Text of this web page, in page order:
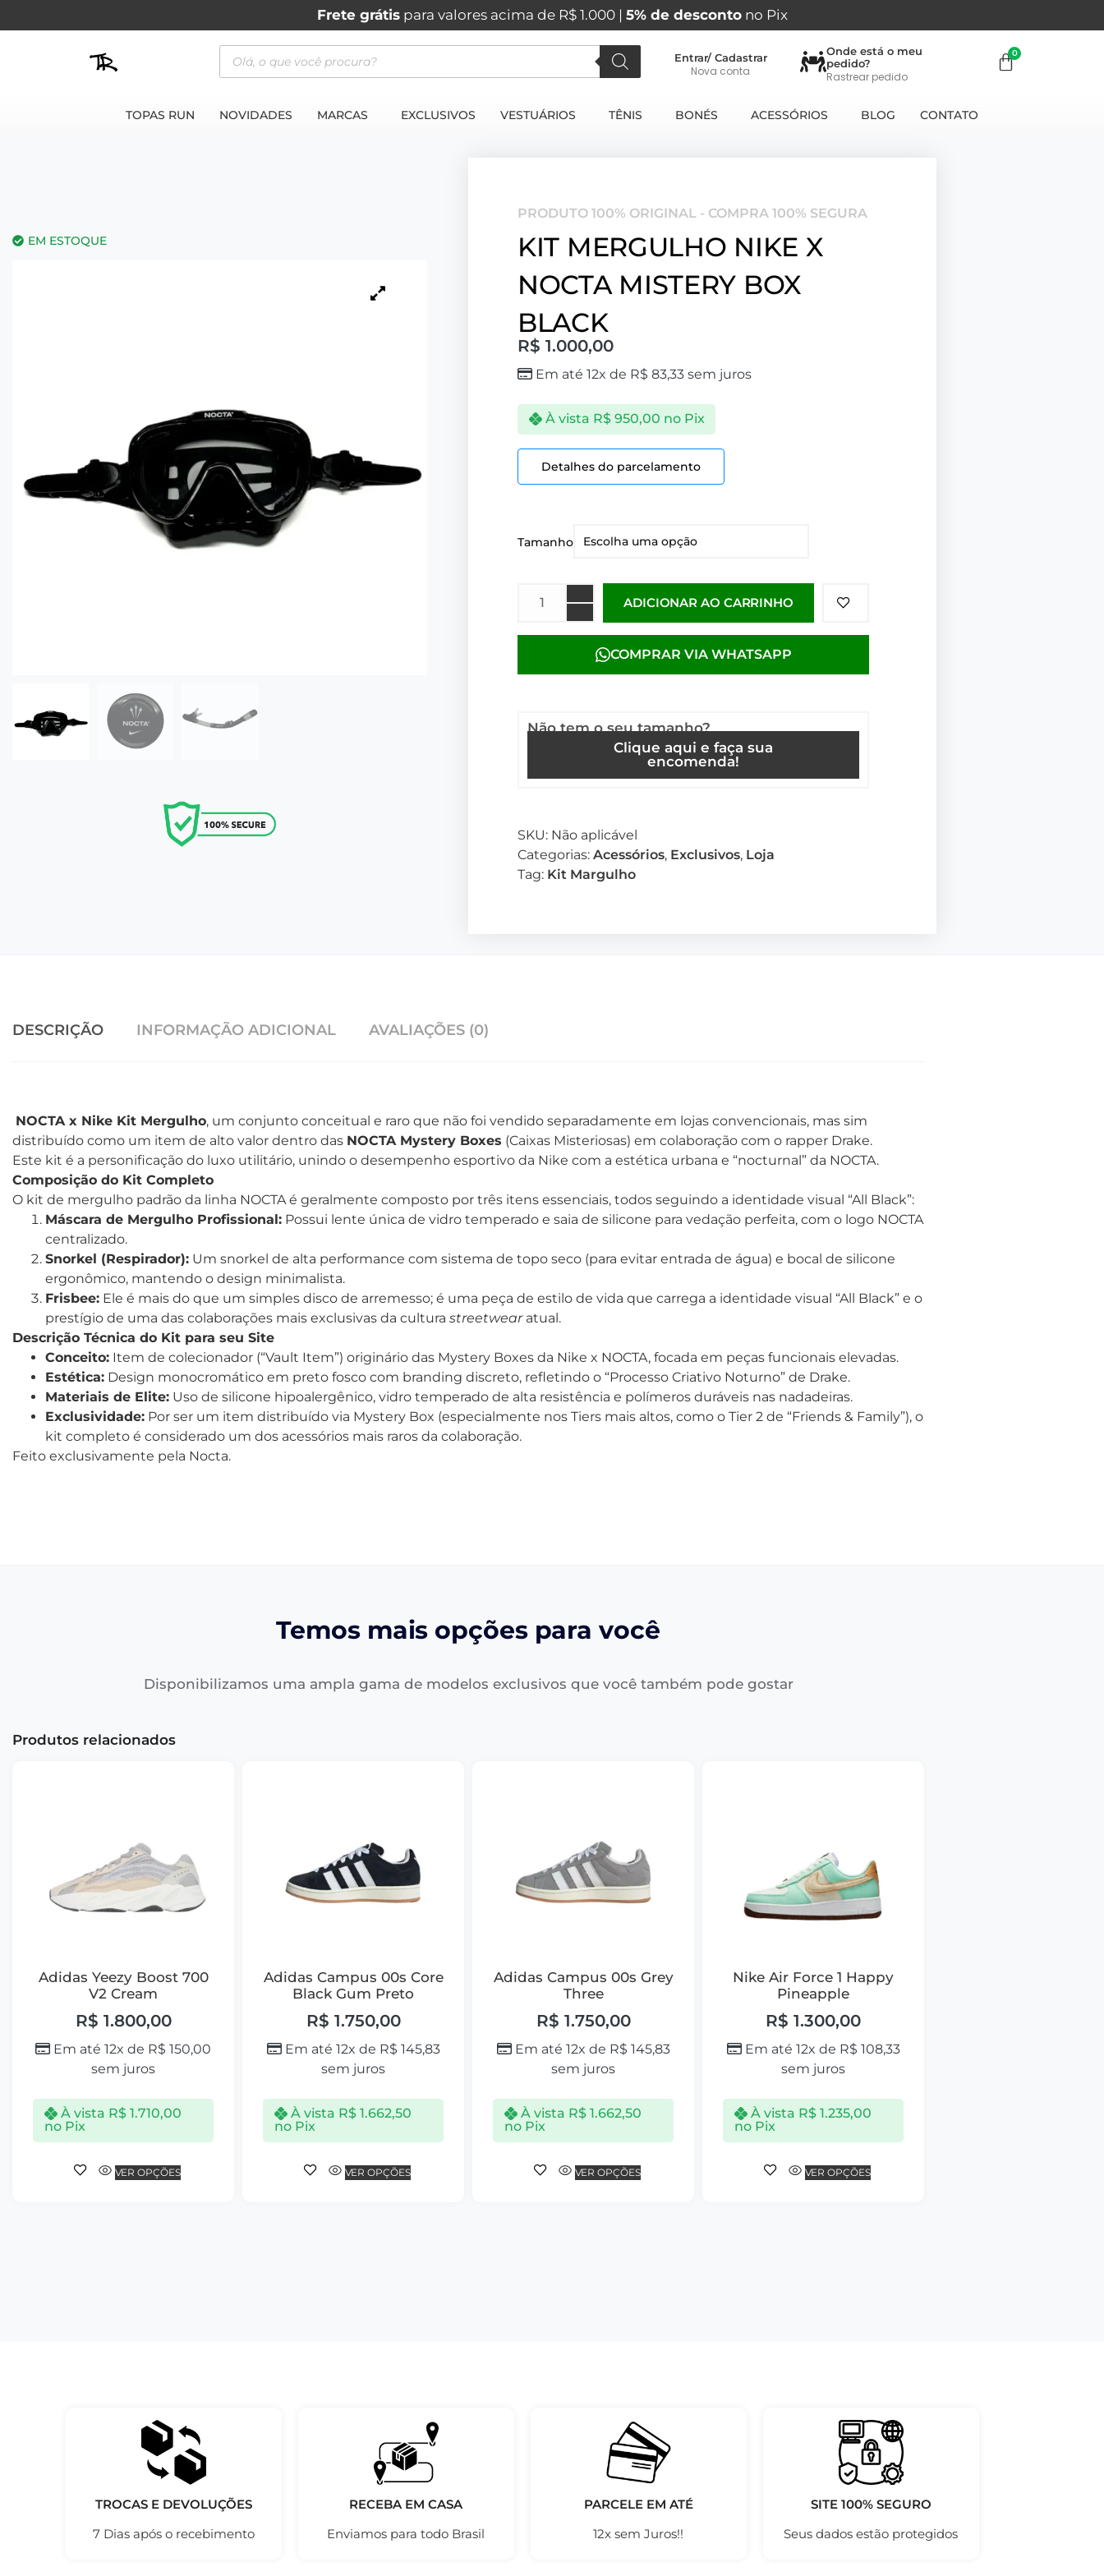
Frete grátispara valores acima de R$ 1.000 | 5% de descontono Pix
Entrar/ Cadastrar
Nova conta
Onde está o meu
pedido?
Rastrear pedido
TOPAS RUN NOVIDADES MARCAS EXCLUSIVOS VESTUÁRIOS TÊNIS BONÉS ACESSÓRIOS BLOG CONTATO
EM ESTOQUE
PRODUTO 100% ORIGINAL - COMPRA 100% SEGURA
KIT MERGULHO NIKE X
NOCTA MISTERY BOX
BLACK
R$ 1.000,00
Em até 12x de R$ 83,33 sem juros
À vista R$950,00 no Pix
Detalhes do parcelamento
Tamanho
ADICIONAR AO CARRINHO
COMPRAR VIA WHATSAPP
Não tem o seu tamanho?
Clique aqui e faça sua
encomenda!
SKU: Não aplicável
Categorias: Acessórios, Exclusivos, Loja
Tag: Kit Margulho
DESCRIÇÃO INFORMAÇÃO ADICIONAL AVALIAÇÕES (0)
NOCTA x Nike Kit Mergulho, um conjunto conceitual e raro que não foi vendido separadamente em lojas convencionais, mas sim
distribuído como um item de alto valor dentro das NOCTA Mystery Boxes (Caixas Misteriosas) em colaboração com o rapper Drake.
Este kit é a personificação do luxo utilitário, unindo o desempenho esportivo da Nike com a estética urbana e “nocturnal” da NOCTA.
Composição do Kit Completo
O kit de mergulho padrão da linha NOCTA é geralmente composto por três itens essenciais, todos seguindo a identidade visual “All Black”:
Máscara de Mergulho Profissional: Possui lente única de vidro temperado e saia de silicone para vedação perfeita, com o logo NOCTA
centralizado.
Snorkel (Respirador): Um snorkel de alta performance com sistema de topo seco (para evitar entrada de água) e bocal de silicone
ergonômico, mantendo o design minimalista.
Frisbee: Ele é mais do que um simples disco de arremesso; é uma peça de estilo de vida que carrega a identidade visual “All Black” e o
prestígio de uma das colaborações mais exclusivas da cultura streetwearatual.
Descrição Técnica do Kit para seu Site
Conceito: Item de colecionador (“Vault Item”) originário das Mystery Boxes da Nike x NOCTA, focada em peças funcionais elevadas.
Estética: Design monocromático em preto fosco com branding discreto, refletindo o “Processo Criativo Noturno” de Drake.
Materiais de Elite: Uso de silicone hipoalergênico, vidro temperado de alta resistência e polímeros duráveis nas nadadeiras.
Exclusividade: Por ser um item distribuído via Mystery Box (especialmente nos Tiers mais altos, como o Tier 2 de “Friends & Family”), o
kit completo é considerado um dos acessórios mais raros da colaboração.
Feito exclusivamente pela Nocta.
Temos mais opções para você
Disponibilizamos uma ampla gama de modelos exclusivos que você também pode gostar
Produtos relacionados
Adidas Yeezy Boost 700
V2 Cream
R$ 1.800,00
Em até 12x de R$ 150,00
sem juros
À vista R$1.710,00
no Pix
VER OPÇÕES
Adidas Campus 00s Core
Black Gum Preto
R$ 1.750,00
Em até 12x de R$ 145,83
sem juros
À vista R$1.662,50
no Pix
VER OPÇÕES
Adidas Campus 00s Grey
Three
R$ 1.750,00
Em até 12x de R$ 145,83
sem juros
À vista R$1.662,50
no Pix
VER OPÇÕES
Nike Air Force 1 Happy
Pineapple
R$ 1.300,00
Em até 12x de R$ 108,33
sem juros
À vista R$1.235,00
no Pix
VER OPÇÕES
TROCAS E DEVOLUÇÕES
7 Dias após o recebimento
RECEBA EM CASA
Enviamos para todo Brasil
PARCELE EM ATÉ
12x sem Juros!!
SITE 100% SEGURO
Seus dados estão protegidos